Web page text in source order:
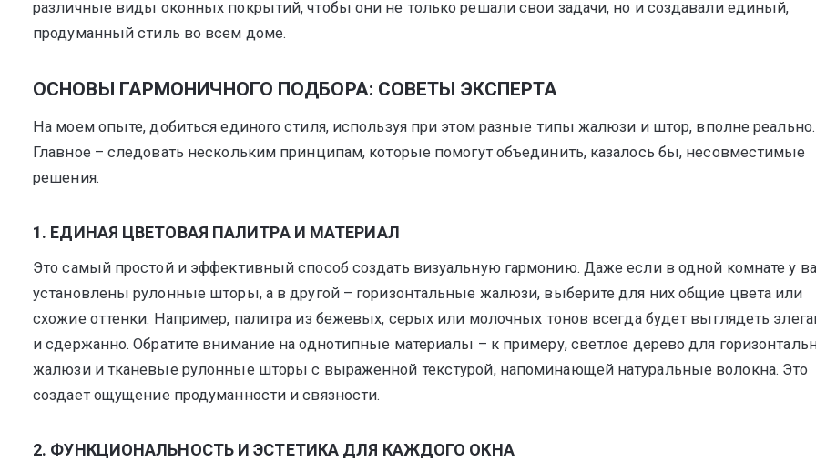
различные виды оконных покрытий, чтобы они не только решали свои задачи, но и создавали единый,
продуманный стиль во всем доме.
ОСНОВЫ ГАРМОНИЧНОГО ПОДБОРА: СОВЕТЫ ЭКСПЕРТА
На моем опыте, добиться единого стиля, используя при этом разные типы жалюзи и штор, вполне реально.
Главное – следовать нескольким принципам, которые помогут объединить, казалось бы, несовместимые
решения.
1. ЕДИНАЯ ЦВЕТОВАЯ ПАЛИТРА И МАТЕРИАЛ
Это самый простой и эффективный способ создать визуальную гармонию. Даже если в одной комнате у
установлены рулонные шторы, а в другой – горизонтальные жалюзи, выберите для них общие цвета или
схожие оттенки. Например, палитра из бежевых, серых или молочных тонов всегда будет выглядеть
и сдержанно. Обратите внимание на однотипные материалы – к примеру, светлое дерево для
жалюзи и тканевые рулонные шторы с выраженной текстурой, напоминающей натуральные волокна. Это
создает ощущение продуманности и связности.
2. ФУНКЦИОНАЛЬНОСТЬ И ЭСТЕТИКА ДЛЯ КАЖДОГО ОКНА